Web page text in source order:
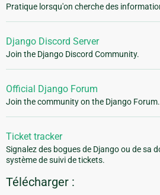
Pratique lorsqu'on cherche des
Django Discord Server
Join the Django Discord Community.
Official Django Forum
Join the community on the Django Forum.
Ticket tracker
Signalez des bogues de Django ou de sa
système de suivi de tickets.
Télécharger :